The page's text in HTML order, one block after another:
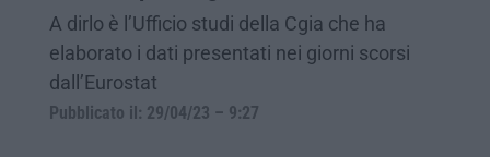
A dirlo è l’Ufficio studi della Cgia che ha
elaborato i dati presentati nei giorni scorsi
dall’Eurostat
Pubblicato il: 29/04/23 – 9:27